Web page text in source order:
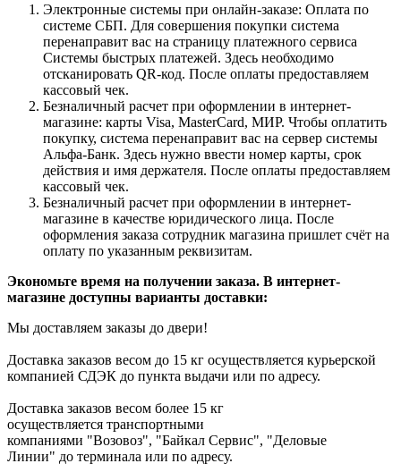
Электронные системы при онлайн-заказе: Оплата по
системе СБП. Для совершения покупки система
перенаправит вас на страницу платежного сервиса
Системы быстрых платежей. Здесь необходимо
отсканировать QR-код. После оплаты предоставляем
кассовый чек.
Безналичный расчет при оформлении в интернет-
магазине: карты Visa, MasterCard, МИР. Чтобы оплатить
покупку, система перенаправит вас на сервер системы
Альфа-Банк. Здесь нужно ввести номер карты, срок
действия и имя держателя. После оплаты предоставляем
кассовый чек.
Безналичный расчет при оформлении в интернет-
магазине в качестве юридического лица. После
оформления заказа сотрудник магазина пришлет счёт на
оплату по указанным реквизитам.
Экономьте время на получении заказа. В интернет-
магазине доступны варианты доставки:
Мы доставляем заказы до двери!
Доставка заказов весом до 15 кг осуществляется курьерской
компанией СДЭК до пункта выдачи или по адресу.
Доставка заказов весом более 15 кг
осуществляется транспортными
компаниями "Возовоз", "Байкал Сервис", "Деловые
Линии" до терминала или по адресу.